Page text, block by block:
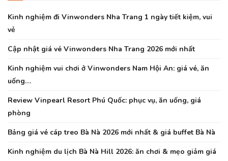
Kinh nghiệm đi Vinwonders Nha Trang 1 ngày tiết kiệm, vui
vẻ
Cập nhật giá vé Vinwonders Nha Trang 2026 mới nhất
Kinh nghiệm vui chơi ở Vinwonders Nam Hội An: giá vé, ăn
uống…
Review Vinpearl Resort Phú Quốc: phục vụ, ăn uống, giá
phòng
Bảng giá vé cáp treo Bà Nà 2026 mới nhất & giá buffet Bà Nà
Kinh nghiệm du lịch Bà Nà Hill 2026: ăn chơi & mẹo giảm giá